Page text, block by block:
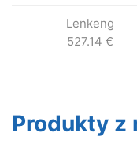
Kit
Lenkeng
527.14 €
Produkty z